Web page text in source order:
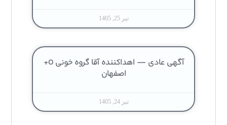
تیر 25, 1405
آگهی عادی — اهداکننده آقا گروه خونی O+
اصفهان
تیر 24, 1405